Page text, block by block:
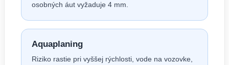
osobných áut vyžaduje 4 mm.
Aquaplaning
Riziko rastie pri vyššej rýchlosti, vode na vozovke,